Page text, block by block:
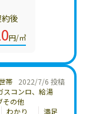
後
円/㎥
2022/7/6 投稿
帯
スコンロ、給湯
その他
わかり
満足